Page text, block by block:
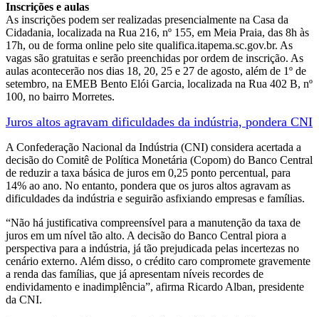
Inscrições e aulas
As inscrições podem ser realizadas presencialmente na Casa da
Cidadania, localizada na Rua 216, nº 155, em Meia Praia, das 8h às
17h, ou de forma online pelo site qualifica.itapema.sc.gov.br. As
vagas são gratuitas e serão preenchidas por ordem de inscrição. As
aulas acontecerão nos dias 18, 20, 25 e 27 de agosto, além de 1º de
setembro, na EMEB Bento Elói Garcia, localizada na Rua 402 B, nº
100, no bairro Morretes.
Juros altos agravam dificuldades da indústria, pondera CNI
A Confederação Nacional da Indústria (CNI) considera acertada a
decisão do Comitê de Política Monetária (Copom) do Banco Central
de reduzir a taxa básica de juros em 0,25 ponto percentual, para
14% ao ano. No entanto, pondera que os juros altos agravam as
dificuldades da indústria e seguirão asfixiando empresas e famílias.
“Não há justificativa compreensível para a manutenção da taxa de
juros em um nível tão alto. A decisão do Banco Central piora a
perspectiva para a indústria, já tão prejudicada pelas incertezas no
cenário externo. Além disso, o crédito caro compromete gravemente
a renda das famílias, que já apresentam níveis recordes de
endividamento e inadimplência”, afirma Ricardo Alban, presidente
da CNI.